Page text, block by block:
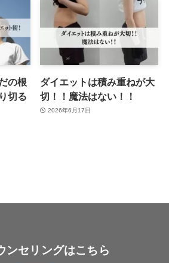
の根
切る
ダイエットは積み重ねが大
切！！魔法はない！！
2026年6月17日
ンセリングはこちら